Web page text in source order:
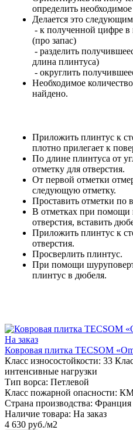
определить
Делается это
- к полученной цифре в
(про запас)
- разделить
длина плинтуса)
- округлить
Необходимое
найдено.
Приложить плинтус к
плотно прилегает к
По длине плинтуса от
отметку для отверстия.
От первой отметки
следующую отметку.
Проставить отметки по
В отметках при помощи
отверстия, вставить
Приложить плинтус к
отверстия.
Просверлить плинтус.
При помощи
плинтус в дюбеля.
На заказ
Ковровая плитка TECSOM
Класс износостойкости: 33
интенсивные нагрузки
Тип ворса: Петлевой
Класс пожарной опасности:
Страна производства: Франция
Наличие товара: На заказ
4 630 руб./м2